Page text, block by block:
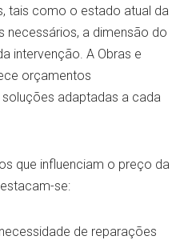
tais como o estado atual da
necessários, a dimensão do
intervenção. A Obras e
orçamentos
adaptadas a cada
que influenciam o preço da
se:
de reparações